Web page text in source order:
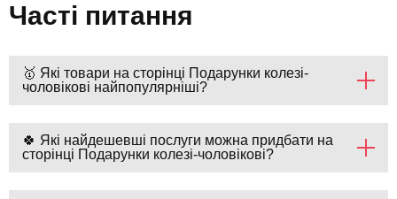
Часті питання
🥇 Які товари на сторінці Подарунки колезі-
чоловікові найпопулярніші?
🍀 Які найдешевші послуги можна придбати на
сторінці Подарунки колезі-чоловікові?